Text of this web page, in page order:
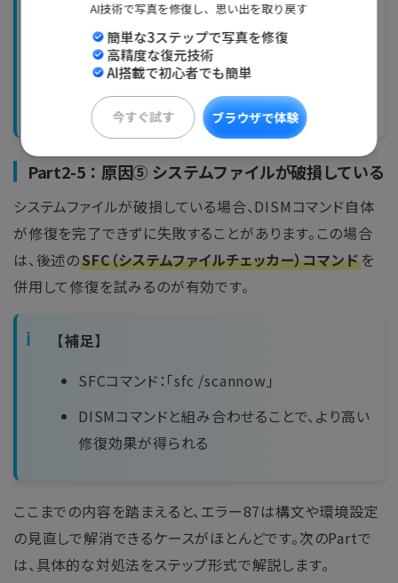
AI技術で写真を修復し、思い出を取り戻す
簡単な3ステップで写真を修復
高精度な復元技術
AI搭載で初心者でも簡単
今すぐ試す ブラウザで体験
設定 → 「更新とセキュリティ」→
「WindowsUpdate」を開く
「更新プログラムのチェック」をクリックして最
新状態に更新
Part2-5：原因⑤ システムファイルが破損している
システムファイルが破損している場合、DISMコマンド自体
が修復を完了できずに失敗することがあります。この場合
は、後述のSFC（システムファイルチェッカー）コマンドを
併用して修復を試みるのが有効です。
【補足】
SFCコマンド：「sfc /scannow」
DISMコマンドと組み合わせることで、より高い
修復効果が得られる
ここまでの内容を踏まえると、エラー87は構文や環境設定
の見直しで解消できるケースがほとんどです。次のPartで
は、具体的な対処法をステップ形式で解説します。